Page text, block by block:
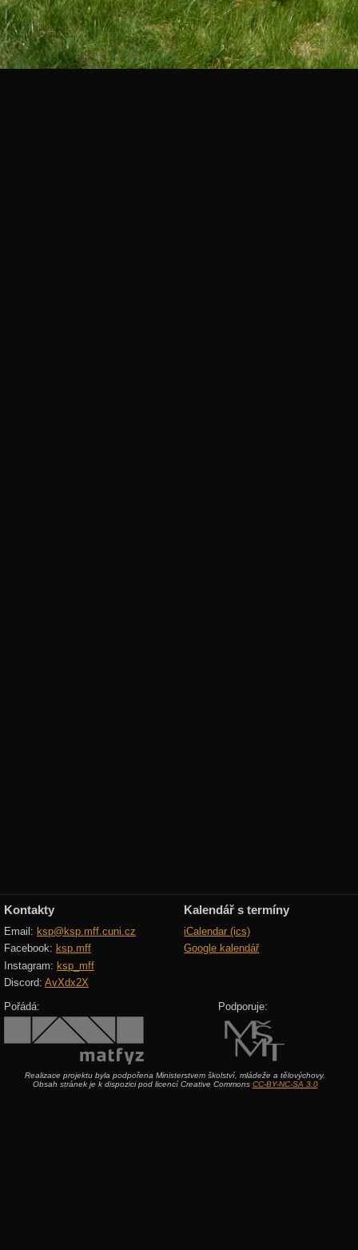
Kontakty
Email: ksp@ksp.mff.cuni.cz
Facebook: ksp.mff
Instagram: ksp_mff
Discord: AvXdx2X
Kalendář s termíny
iCalendar (ics)
Google kalendář
Pořádá: Podporuje:
Realizace projektu byla podpořena Ministerstvem školství, mládeže a tělovýchovy.
Obsah stránek je k dispozici pod licencí Creative Commons CC-BY-NC-SA 3.0